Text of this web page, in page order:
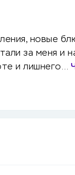
новые
за меня и
и лишнего…